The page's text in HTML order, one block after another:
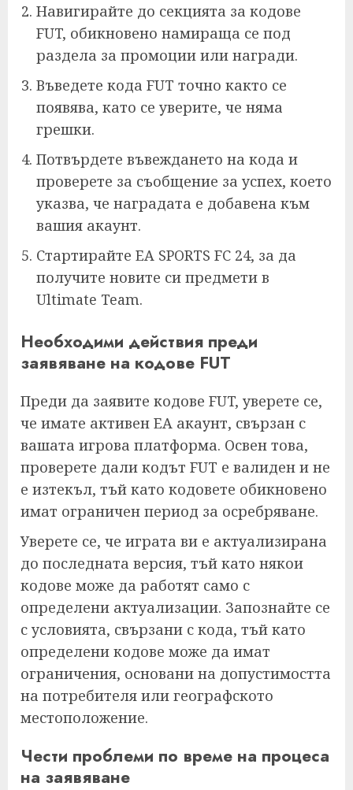
Навигирайте до секцията за кодове
FUT, обикновено намираща се под
раздела за промоции или награди.
Въведете кода FUT точно както се
появява, като се уверите, че няма
грешки.
Потвърдете въвеждането на кода и
проверете за съобщение за успех, което
указва, че наградата е добавена към
вашия акаунт.
Стартирайте EA SPORTS FC 24, за да
получите новите си предмети в
Ultimate Team.
Необходими действия преди
заявяване на кодове FUT
Преди да заявите кодове FUT, уверете се,
че имате активен EA акаунт, свързан с
вашата игрова платформа. Освен това,
проверете дали кодът FUT е валиден и не
е изтекъл, тъй като кодовете обикновено
имат ограничен период за осребряване.
Уверете се, че играта ви е актуализирана
до последната версия, тъй като някои
кодове може да работят само с
определени актуализации. Запознайте се
с условията, свързани с кода, тъй като
определени кодове може да имат
ограничения, основани на допустимостта
на потребителя или географското
местоположение.
Чести проблеми по време на процеса
на заявяване